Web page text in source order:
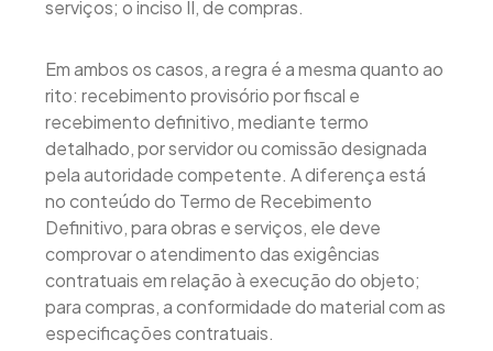
serviços; o inciso II, de compras.
Em ambos os casos, a regra é a mesma quanto ao
rito: recebimento provisório por fiscal e
recebimento definitivo, mediante termo
detalhado, por servidor ou comissão designada
pela autoridade competente. A diferença está
no conteúdo do Termo de Recebimento
Definitivo, para obras e serviços, ele deve
comprovar o atendimento das exigências
contratuais em relação à execução do objeto;
para compras, a conformidade do material com as
especificações contratuais.